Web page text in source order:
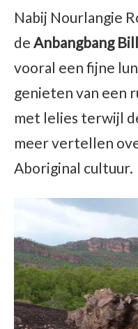
Nabij Nourlangie
de Anbangbang
vooral een fijne
genieten van een
met lelies terwijl
meer vertellen
Aboriginal cultuur.